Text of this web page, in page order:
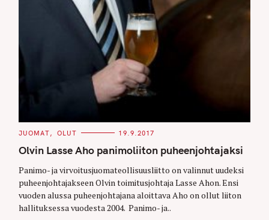
C
T
E
O
R
I
E
S
JUOMAT OLUT 19.9.2017
Olvin Lasse Aho panimoliiton puheenjohtajaksi
Panimo- ja virvoitusjuomateollisuusliitto on valinnut uudeksi
puheenjohtajakseen Olvin toimitusjohtaja Lasse Ahon. Ensi
vuoden alussa puheenjohtajana aloittava Aho on ollut liiton
hallituksessa vuodesta 2004. Panimo- ja..